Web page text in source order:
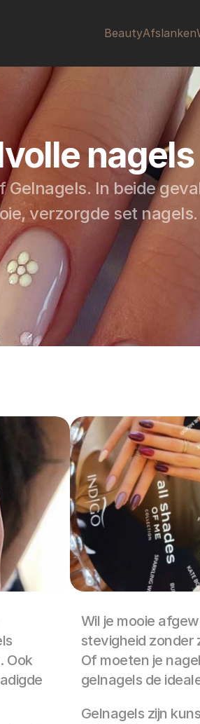
BeautyAfslanken
nagels
Gelnagels. In beide
verzorgde set nagels.
Ook
Wil je mooie
stevigheid zonder
Of moeten je
gelnagels de
Gelnagels zijn